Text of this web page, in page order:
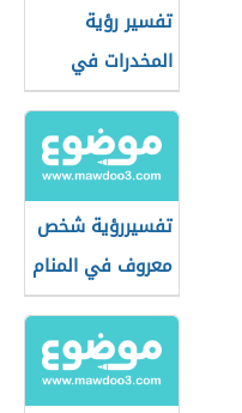
تفسير رؤية
المخدرات في
المنام
تفسيررؤية شخص
معروف في المنام